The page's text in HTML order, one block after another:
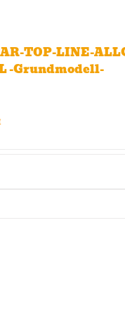
TOP-LINE-
-Grundmodell-